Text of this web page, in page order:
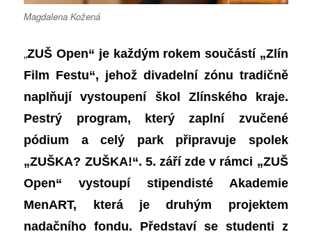
Magdalena Kožená
„ZUŠ Open“ je každým rokem součástí „Zlín
Film Festu“, jehož divadelní zónu tradičně
naplňují vystoupení škol Zlínského kraje.
Pestrý program, který zaplní zvučené
pódium a celý park připravuje spolek
„ZUŠKA? ZUŠKA!“. 5. září zde v rámci „ZUŠ
Open“ vystoupí stipendisté Akademie
MenART, která je druhým projektem
nadačního fondu. Představí se studenti z